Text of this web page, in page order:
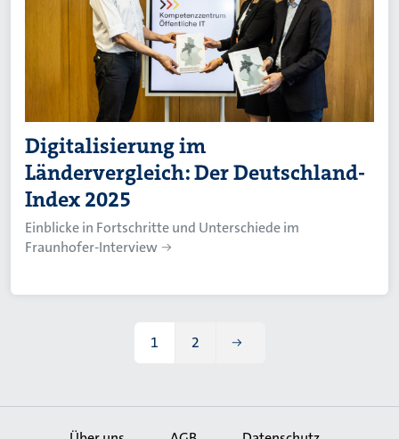
Digitalisierung im
Ländervergleich: Der Deutschland-
Index 2025
Einblicke in Fortschritte und Unterschiede im
Fraunhofer-Interview
Aktuelle Seite
1 2